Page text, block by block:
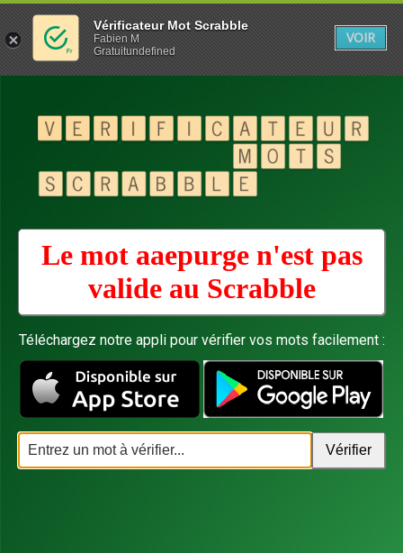
Le mot aaepurge n'est pas
valide au Scrabble
Téléchargez notre appli pour vérifier vos mots facilement :
Vérificateur Mot Scrabble
Fabien M
Gratuitundefined
VOIR